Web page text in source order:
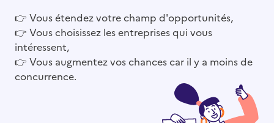
👉 Vous étendez votre champ d'opportunités,
👉 Vous choisissez les entreprises qui vous
intéressent,
👉 Vous augmentez vos chances car il y a moins de
concurrence.